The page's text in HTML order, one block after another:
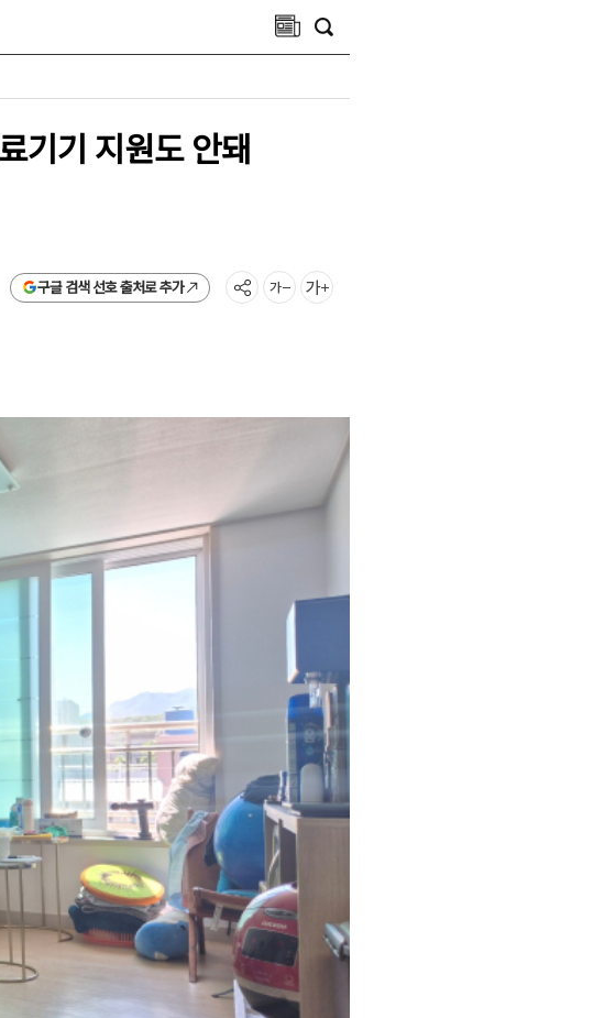
기기 지원도 안돼
구글 검색 선호 출처로 추가